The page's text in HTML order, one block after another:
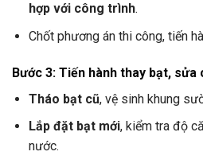
hợp với công trình.
Chốt phương án thi công, tiến
Bước 3: Tiến hành thay bạt, sửa
Tháo bạt cũ, vệ sinh khung
Lắp đặt bạt mới, kiểm tra độ
nước.